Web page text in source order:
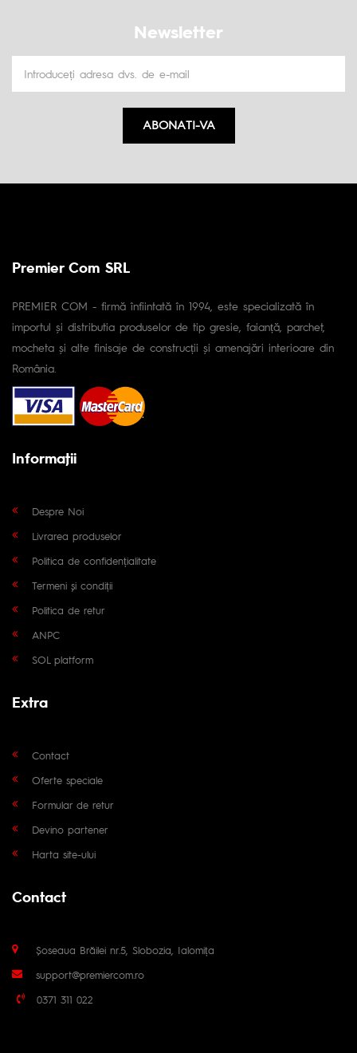
Newsletter
ABONATI-VA
Premier Com SRL
PREMIER COM - firmă înfiintată în 1994, este specializată în
importul și distributia produselor de tip gresie, faianță, parchet,
mocheta și alte finisaje de construcții și amenajări interioare din
România.
Informaţii
Despre Noi
Livrarea produselor
Politica de confidențialitate
Termeni și condiții
Politica de retur
ANPC
SOL platform
Extra
Contact
Oferte speciale
Formular de retur
Devino partener
Harta site-ului
Contact
Șoseaua Brăilei nr.5, Slobozia, Ialomița
support@premiercom.ro
0371 311 022